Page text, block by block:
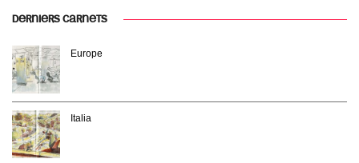
DERNIERS CARNETS
Europe
Italia